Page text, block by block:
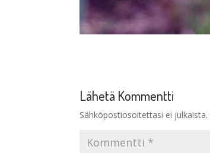
Lähetä Kommentti
Sähköpostiosoitettasi ei julkaista.